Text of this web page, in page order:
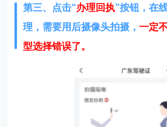
第三、点击“办理回执”按钮，在
理，需要用后摄像头拍摄，一定
型选择错误了。